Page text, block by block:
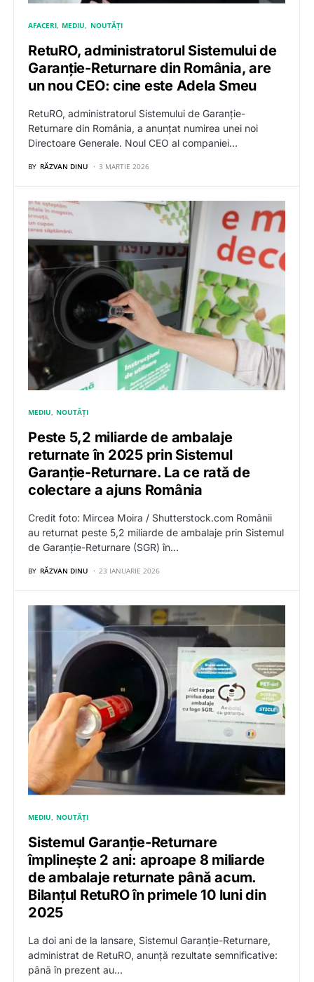
AFACERI MEDIU NOUTĂȚI
RetuRO, administratorul Sistemului de
Garanție-Returnare din România, are
un nou CEO: cine este Adela Smeu
RetuRO, administratorul Sistemului de Garanție-
Returnare din România, a anunțat numirea unei noi
Directoare Generale. Noul CEO al companiei…
BY RĂZVAN DINU 3 MARTIE 2026
MEDIU NOUTĂȚI
Peste 5,2 miliarde de ambalaje
returnate în 2025 prin Sistemul
Garanție-Returnare. La ce rată de
colectare a ajuns România
Credit foto: Mircea Moira / Shutterstock.com Românii
au returnat peste 5,2 miliarde de ambalaje prin Sistemul
de Garanție-Returnare (SGR) în…
BY RĂZVAN DINU 23 IANUARIE 2026
MEDIU NOUTĂȚI
Sistemul Garanție-Returnare
împlinește 2 ani: aproape 8 miliarde
de ambalaje returnate până acum.
Bilanţul RetuRO în primele 10 luni din
2025
La doi ani de la lansare, Sistemul Garanție-Returnare,
administrat de RetuRO, anunță rezultate semnificative:
până în prezent au…